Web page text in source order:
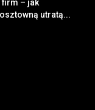
firm – jak
utratą...